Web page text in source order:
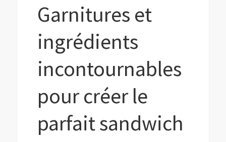
Garnitures et
ingrédients
incontournables
pour créer le
parfait sandwich